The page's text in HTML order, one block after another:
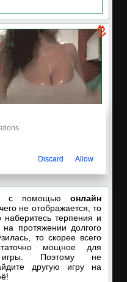
Я кончаю! С͟м͟о͟т͟р͟е͟т͟ь͟!➡️
с помощью онлайн
не отображается, то
наберитесь терпения и
на протяжении долгого
то скорее всего
мощное для
игры. Поэтому не
другую игру на
Discard Allow